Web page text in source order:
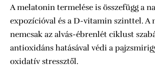
A melatonin termelése is összefügg a
expozícióval és a D-vitamin szinttel. A
nemcsak az alvás-ébrenlét ciklust
antioxidáns hatásával védi a
oxidatív stressztől.